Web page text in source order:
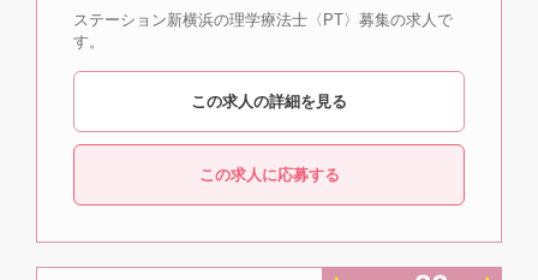
ステーション新横浜の理学療法士〈PT〉募集の求人で
す。
この求人の詳細を見る
この求人に応募する